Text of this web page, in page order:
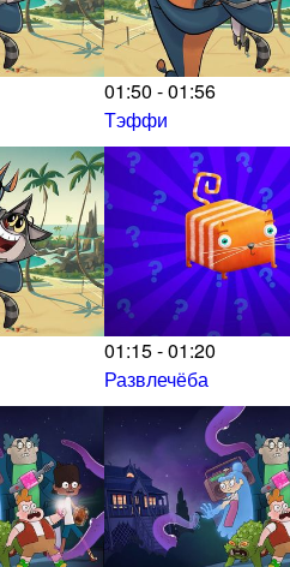
01:50 - 01:56
Тэффи
01:15 - 01:20
Развлечёба